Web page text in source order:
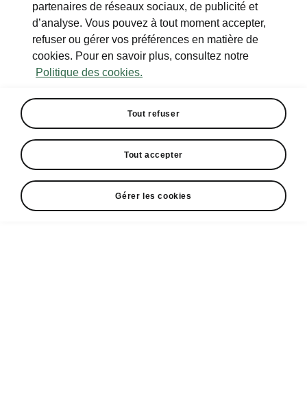
• Tablette pliante dans la console centrale
Espace contact
+352 40 33 33 5005
partenaires de réseaux sociaux, de publicité et
d’analyse. Vous pouvez à tout moment accepter,
refuser ou gérer vos préférences en matière de
cookies. Pour en savoir plus, consultez notre
Politique des cookies.
Tout refuser
Tout accepter
Gérer les cookies